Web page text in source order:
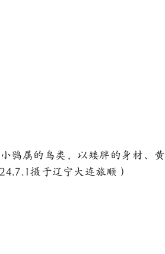
鸮属的鸟类，以矮胖的身材、黄
摄于辽宁大连旅顺）